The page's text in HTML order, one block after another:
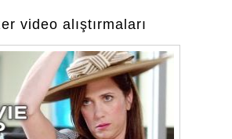
video alıştırmaları